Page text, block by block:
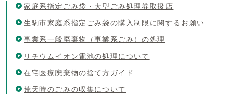
家庭系指定ごみ袋・大型ごみ処理券取扱店
生駒市家庭系指定ごみ袋の購入制限に関するお願い
事業系一般廃棄物（事業系ごみ）の処理
リチウムイオン電池の処理について
在宅医療廃棄物の捨て方ガイド
荒天時のごみの収集について